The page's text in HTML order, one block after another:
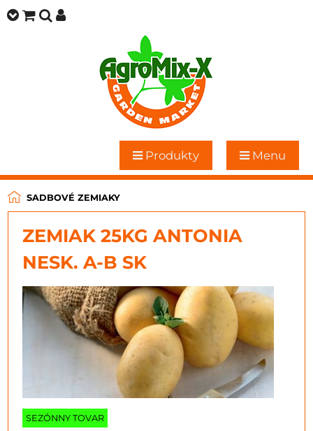
Produkty Menu
SADBOVÉ ZEMIAKY
ZEMIAK 25KG ANTONIA
NESK. A-B SK
SEZÓNNY TOVAR